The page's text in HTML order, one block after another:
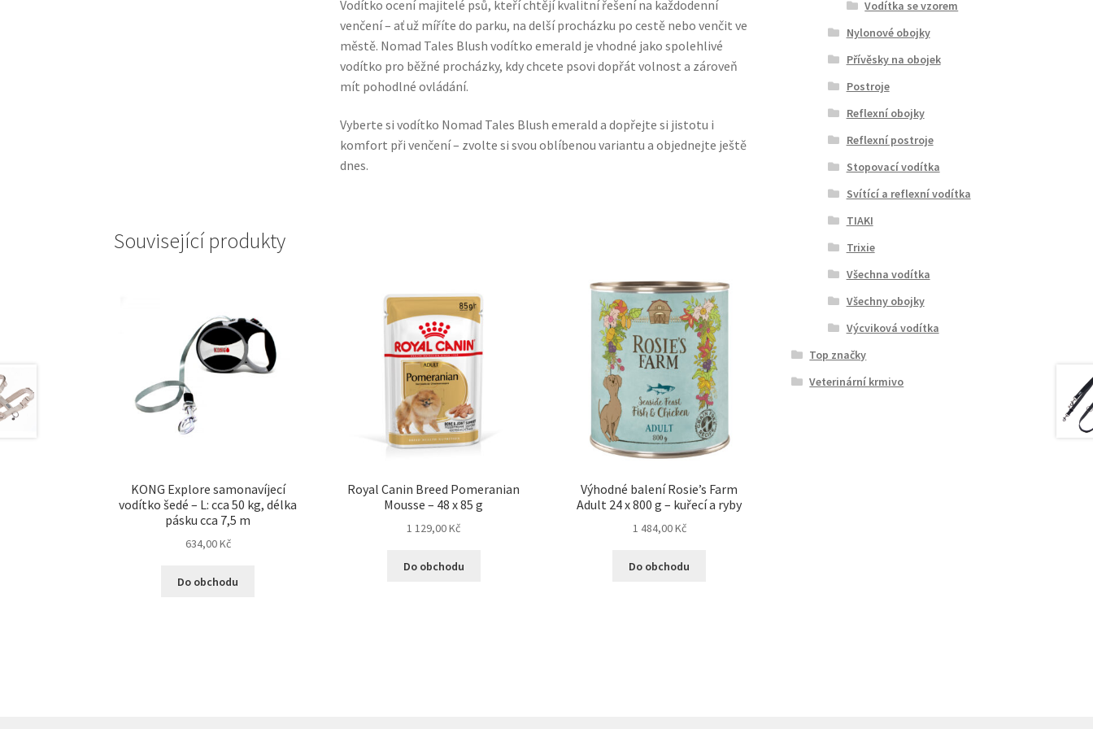
Vodítko ocení majitelé psů, kteří chtějí kvalitní řešení na každodenní
venčení – ať už míříte do parku, na delší procházku po cestě nebo venčit ve
městě. Nomad Tales Blush vodítko emerald je vhodné jako spolehlivé
vodítko pro běžné procházky, kdy chcete psovi dopřát volnost a zároveň
mít pohodlné ovládání.
Vyberte si vodítko Nomad Tales Blush emerald a dopřejte si jistotu i
komfort při venčení – zvolte si svou oblíbenou variantu a objednejte ještě
dnes.
Související produkty
KONG Explore samonavíjecí
vodítko šedé – L: cca 50 kg, délka
pásku cca 7,5 m
634,00Kč
Do obchodu
Royal Canin Breed Pomeranian
Mousse – 48 x 85 g
1 129,00Kč
Do obchodu
Výhodné balení Rosie’s Farm
Adult 24 x 800 g – kuřecí a ryby
1 484,00Kč
Do obchodu
Vodítka se vzorem
Nylonové obojky
Přívěsky na obojek
Postroje
Reflexní obojky
Reflexní postroje
Stopovací vodítka
Svítící a reflexní vodítka
TIAKI
Trixie
Všechna vodítka
Všechny obojky
Výcviková vodítka
Top značky
Veterinární krmivo